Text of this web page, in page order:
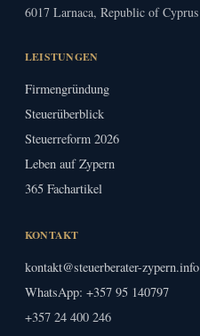
6017 Larnaca, Republic of Cyprus
LEISTUNGEN
Firmengründung
Steuerüberblick
Steuerreform 2026
Leben auf Zypern
365 Fachartikel
KONTAKT
kontakt@steuerberater-zypern.info
WhatsApp: +357 95 140797
+357 24 400 246